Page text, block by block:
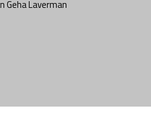
Geha Laverman